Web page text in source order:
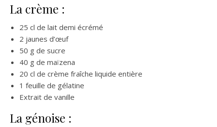
La crème :
25 cl de lait demi écrémé
2 jaunes d’œuf
50 g de sucre
40 g de maïzena
20 cl de crème fraîche liquide entière
1 feuille de gélatine
Extrait de vanille
La génoise :